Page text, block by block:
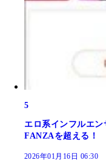
5
エロ系インフルエ
FANZAを超える！
2026年01月16日 06:30